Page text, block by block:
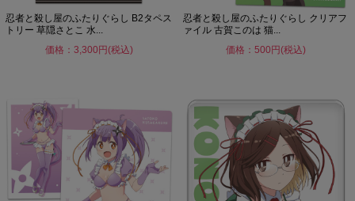
忍者と殺し屋のふたりぐらし B2タペス
トリー 草隠さとこ 水...
価格：3,300円(税込)
忍者と殺し屋のふたりぐらし クリアフ
ァイル 古賀このは 猫...
価格：500円(税込)